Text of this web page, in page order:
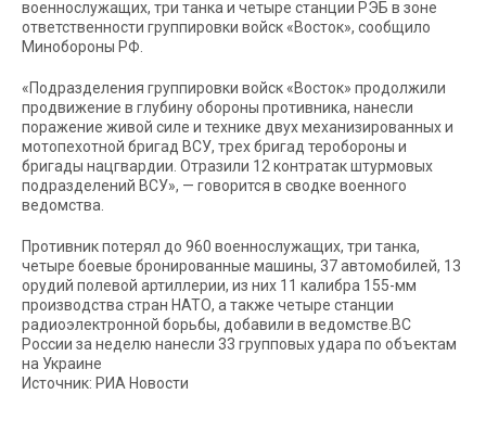
военнослужащих, три танка и четыре станции РЭБ в зоне
ответственности группировки войск «Восток», сообщило
Минобороны РФ.
«Подразделения группировки войск «Восток» продолжили
продвижение в глубину обороны противника, нанесли
поражение живой силе и технике двух механизированных и
мотопехотной бригад ВСУ, трех бригад теробороны и
бригады нацгвардии. Отразили 12 контратак штурмовых
подразделений ВСУ», — говорится в сводке военного
ведомства.
Противник потерял до 960 военнослужащих, три танка,
четыре боевые бронированные машины, 37 автомобилей, 13
орудий полевой артиллерии, из них 11 калибра 155-мм
производства стран НАТО, а также четыре станции
радиоэлектронной борьбы, добавили в ведомстве.ВС
России за неделю нанесли 33 групповых удара по объектам
на Украине
Источник: РИА Новости